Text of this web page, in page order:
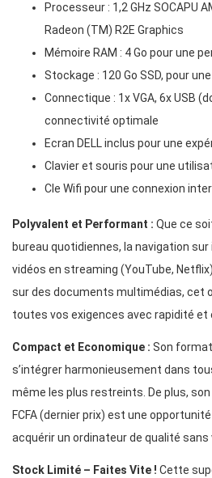
Processeur : 1,2 GHz SOCAPU
Radeon (TM) R2E Graphics
Mémoire RAM : 4 Go pour une
Stockage : 120 Go SSD, pour
Connectique : 1x VGA, 6x USB
connectivité optimale
Ecran DELL inclus pour une
Clavier et souris pour une
Cle Wifi pour une connexion
Polyvalent et Performant : Que ce
bureau quotidiennes, la navigation
vidéos en streaming (YouTube,
sur des documents multimédias, cet
toutes vos exigences avec rapidité et
Compact et Economique : Son
s’intégrer harmonieusement dans
même les plus restreints. De plus,
FCFA (dernier prix) est une
acquérir un ordinateur de qualité sans
Stock Limité – Faites Vite ! Cette